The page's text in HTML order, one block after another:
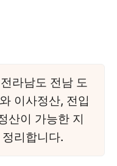
라남도 전남 도
이사정산, 전입
산이 가능한 지
리합니다.